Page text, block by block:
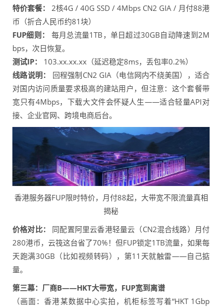
特价套餐：
2核4G / 40G SSD / 4Mbps CN2 GIA / 月付88港
币（折合人民币约81块）
FUP细则：
每月总流量1TB，单日超过30GB自动降速到2M
bps，次日恢复。
测试IP：
103.xx.xx.xx（延迟稳定8ms，丢包率0.2%）
线路说明：
回程强制CN2 GIA（电信网内不绕美国），适合
对国内访问质量要求极高的建站用户，但注意：这个套餐带
宽只有4Mbps，下载大文件会怀疑人生——适合轻量API对
接、企业官网、跨境电商后台。
香港服务器FUP限时特价，月付88起，大带宽不限流量真相
揭秘
价格对比：
同配置阿里云香港轻量云（CN2混合线路）月付
280港币，云筏这台省了70%！但FUP锁定1TB流量，如果每
天跑满30GB（比如视频转码），第11天就触雷——自己掂
量。
第三幕：厂商B——HKT大带宽，FUP宽到离谱
（画面：香港某数据中心实拍，机柜标签写着“HKT 1Gbp